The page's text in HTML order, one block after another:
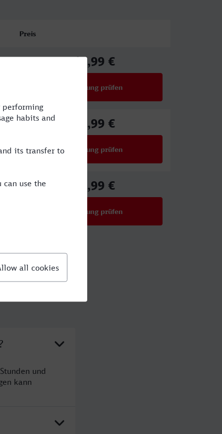
Preis
49,99 €
Verbindung prüfen
59,99 €
Verbindung prüfen
49,99 €
Verbindung prüfen
und
kann